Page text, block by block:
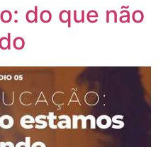
do que não